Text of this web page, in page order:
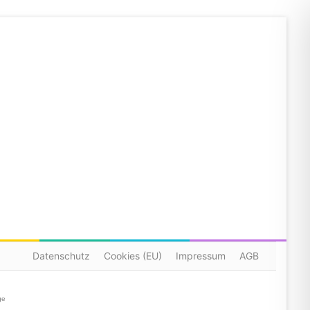
Datenschutz Cookies (EU) Impressum AGB